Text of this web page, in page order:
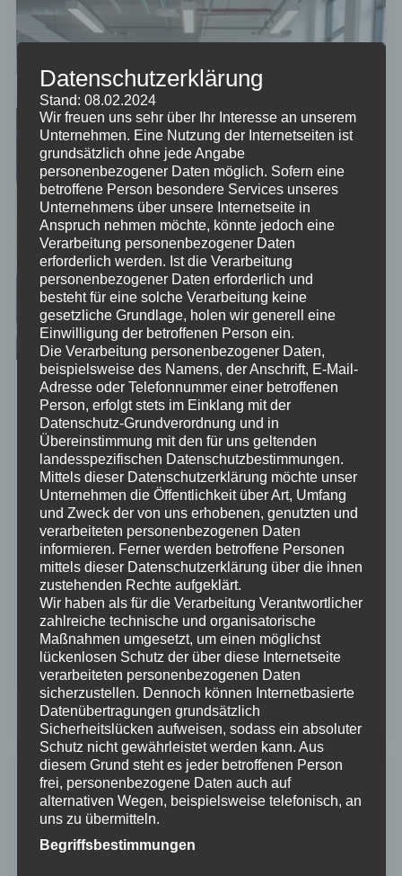
Strukturierte Agilität ist das Zauberwort der modernen
Projektwelt. Sie verspricht Flexibilität, schnelle
Reaktionsfähigkeit und die Fähigkeit, sich an ständig
ändernde Bedingungen anzupassen. Doch ohne klare
Strukturen kann Agilität schnell ins Chaos führen.
Besonders Anfänger neigen dazu, Agilität mit
absoluter Freiheit…
Weiterlesen →
LinkedIn
XINGWhatsApp
Facebook
X Teams
Copy
Link
Email
Teilen
27. September 2024 0
Dialog oder Diskussion:
Unternehmenskultur durch
offene Kommunikation
Datenschutzerklärung
Stand: 08.02.2024
Wir freuen uns sehr über Ihr Interesse an unserem
Unternehmen. Eine Nutzung der Internetseiten ist
grundsätzlich ohne jede Angabe
personenbezogener Daten möglich. Sofern eine
betroffene Person besondere Services unseres
Unternehmens über unsere Internetseite in
Anspruch nehmen möchte, könnte jedoch eine
Verarbeitung personenbezogener Daten
erforderlich werden. Ist die Verarbeitung
personenbezogener Daten erforderlich und
besteht für eine solche Verarbeitung keine
gesetzliche Grundlage, holen wir generell eine
Einwilligung der betroffenen Person ein.
Die Verarbeitung personenbezogener Daten,
beispielsweise des Namens, der Anschrift, E-Mail-
Adresse oder Telefonnummer einer betroffenen
Person, erfolgt stets im Einklang mit der
Datenschutz-Grundverordnung und in
Übereinstimmung mit den für uns geltenden
landesspezifischen Datenschutzbestimmungen.
Mittels dieser Datenschutzerklärung möchte unser
Unternehmen die Öffentlichkeit über Art, Umfang
und Zweck der von uns erhobenen, genutzten und
verarbeiteten personenbezogenen Daten
informieren. Ferner werden betroffene Personen
mittels dieser Datenschutzerklärung über die ihnen
zustehenden Rechte aufgeklärt.
Wir haben als für die Verarbeitung Verantwortlicher
zahlreiche technische und organisatorische
Maßnahmen umgesetzt, um einen möglichst
lückenlosen Schutz der über diese Internetseite
verarbeiteten personenbezogenen Daten
sicherzustellen. Dennoch können Internetbasierte
Datenübertragungen grundsätzlich
Sicherheitslücken aufweisen, sodass ein absoluter
Schutz nicht gewährleistet werden kann. Aus
diesem Grund steht es jeder betroffenen Person
frei, personenbezogene Daten auch auf
alternativen Wegen, beispielsweise telefonisch, an
uns zu übermitteln.
Begriffsbestimmungen